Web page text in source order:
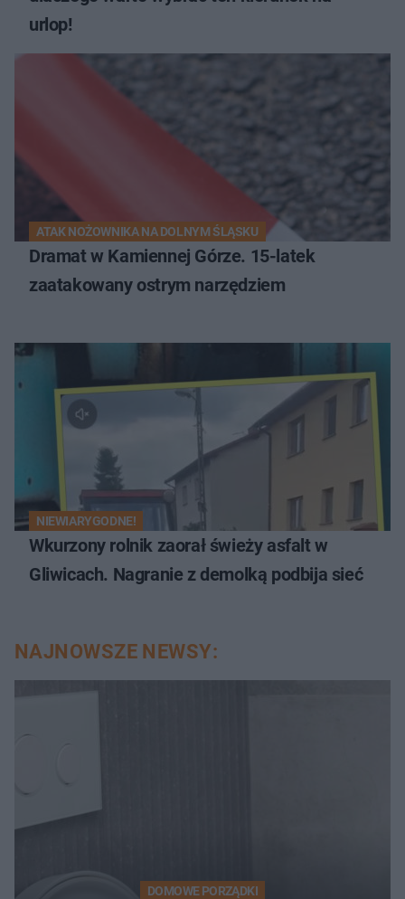
urlop!
ATAK NOŻOWNIKA NA DOLNYM ŚLĄSKU
Dramat w Kamiennej Górze. 15-latek
zaatakowany ostrym narzędziem
NIEWIARYGODNE!
Wkurzony rolnik zaorał świeży asfalt w
Gliwicach. Nagranie z demolką podbija sieć
NAJNOWSZE NEWSY:
DOMOWE PORZĄDKI